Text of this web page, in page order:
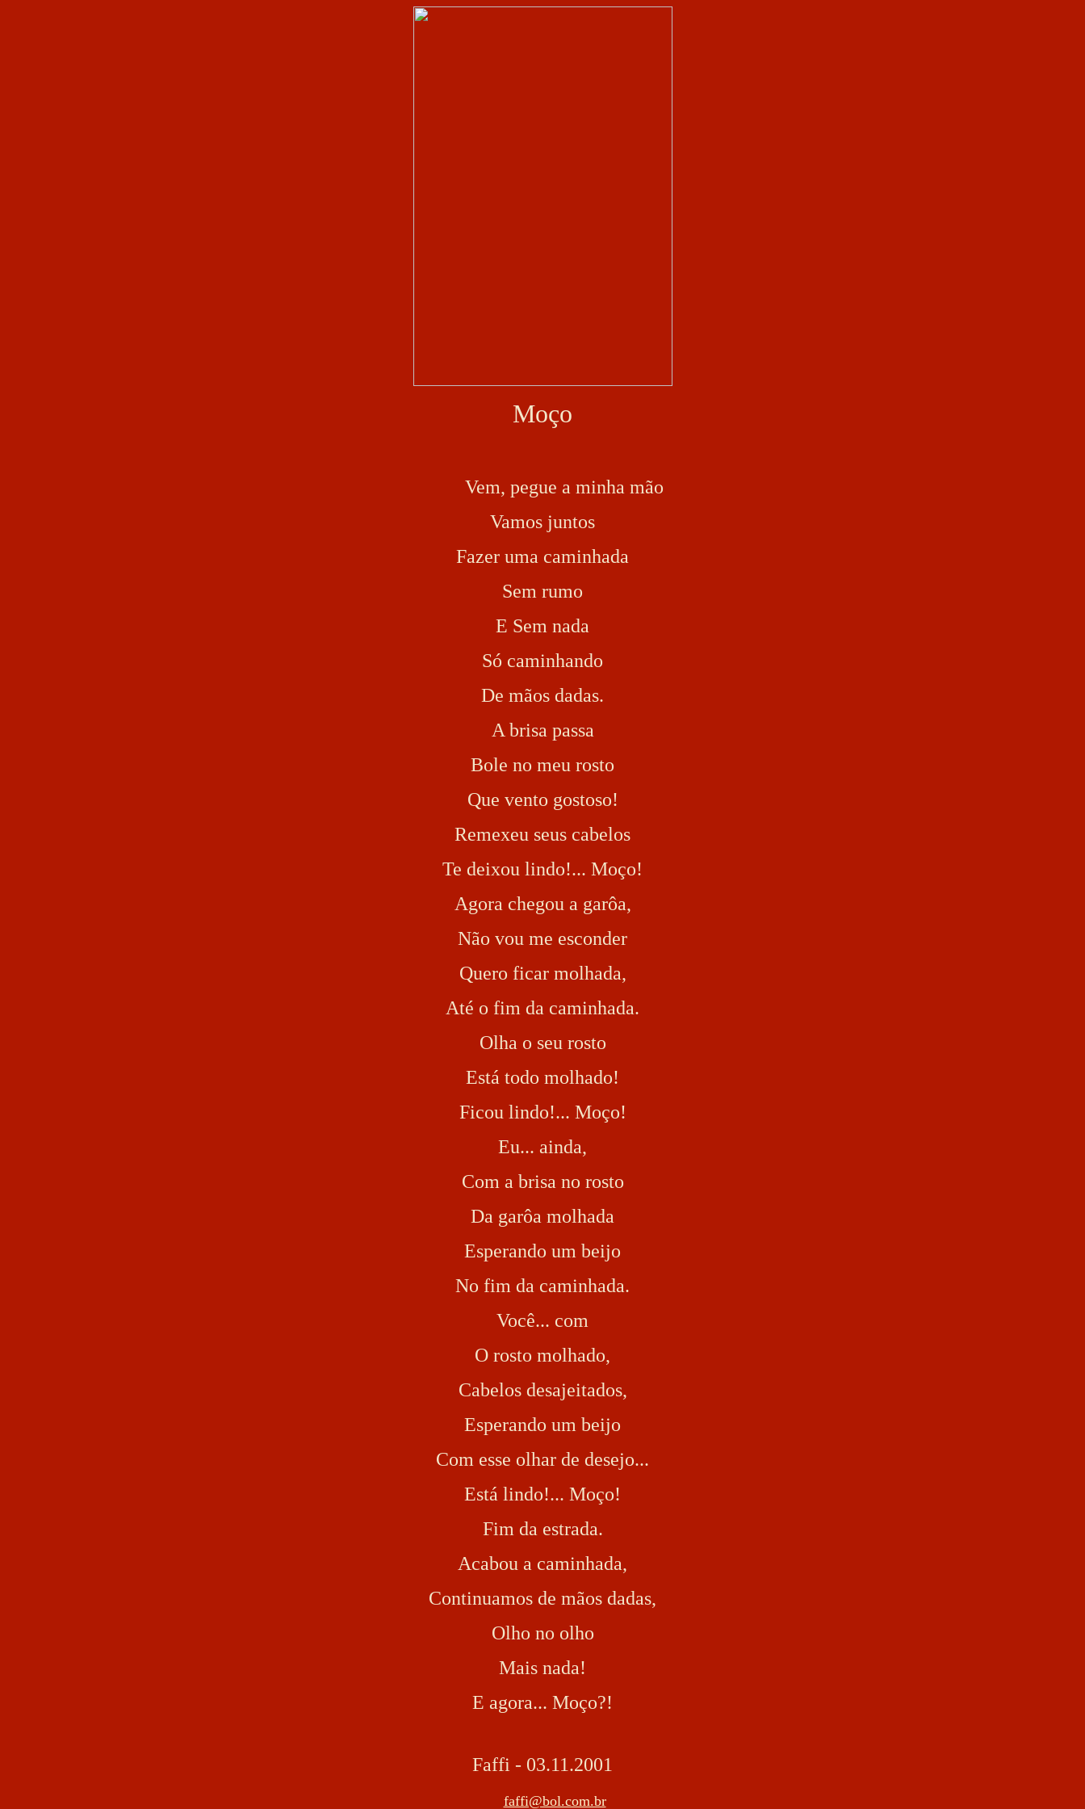
Moço
Vem, pegue a minha mão
Vamos juntos
Fazer uma caminhada
Sem rumo
E Sem nada
Só caminhando
De mãos dadas.
A brisa passa
Bole no meu rosto
Que vento gostoso!
Remexeu seus cabelos
Te deixou lindo!... Moço!
Agora chegou a garôa,
Não vou me esconder
Quero ficar molhada,
Até o fim da caminhada.
Olha o seu rosto
Está todo molhado!
Ficou lindo!... Moço!
Eu... ainda,
Com a brisa no rosto
Da garôa molhada
Esperando um beijo
No fim da caminhada.
Você... com
O rosto molhado,
Cabelos desajeitados,
Esperando um beijo
Com esse olhar de desejo...
Está lindo!... Moço!
Fim da estrada.
Acabou a caminhada,
Continuamos de mãos dadas,
Olho no olho
Mais nada!
E agora... Moço?!
Faffi - 03.11.2001
faffi@bol.com.br